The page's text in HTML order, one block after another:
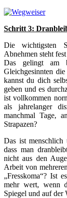
Schritt 3:
Die wichtigsten
Abnehmen steht
Das gelingt am
Gleichgesinnten
kannst du dich
geben und es
ist vollkommen
als jahrelanger
manchmal Tage,
Strapazen?
Das ist
dass man
nicht aus den
Arbeit von
„Fresskoma“? Ist
mehr wert, wenn
Spiegel und auf der